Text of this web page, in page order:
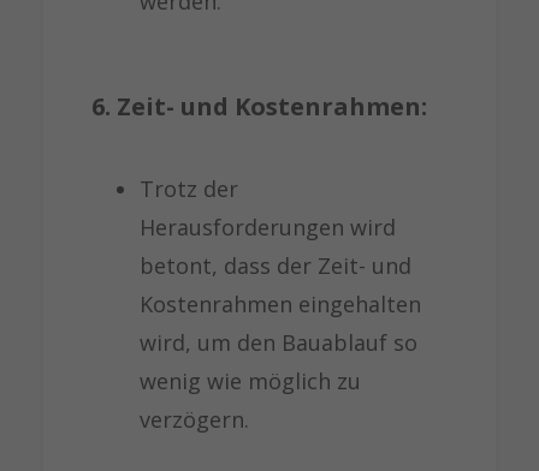
6. Zeit- und Kostenrahmen:
Trotz der
Herausforderungen wird
betont, dass der Zeit- und
Kostenrahmen eingehalten
wird, um den Bauablauf so
wenig wie möglich zu
verzögern.